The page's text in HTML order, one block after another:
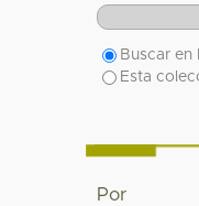
Buscar en
Esta
Por